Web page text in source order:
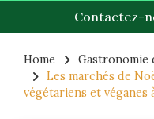
Contactez-
content
Home
Gastronomie
Les marchés de
végétariens et véganes